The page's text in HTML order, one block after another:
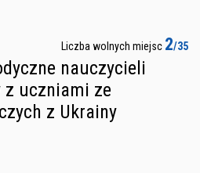
Liczba wolnych miejsc 2/35
nauczycieli
z uczniami ze
z Ukrainy